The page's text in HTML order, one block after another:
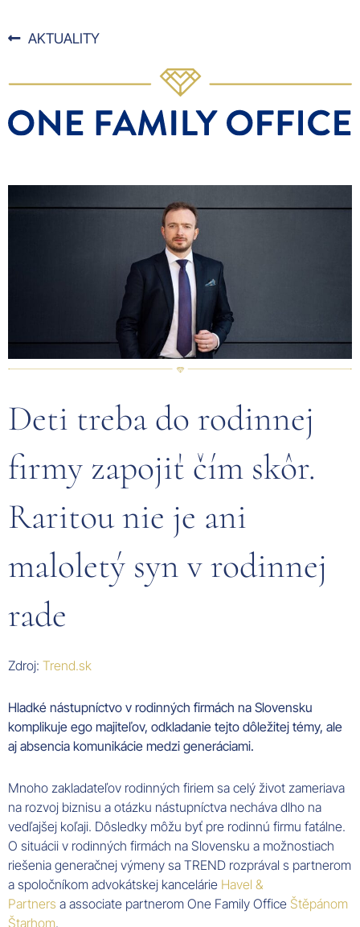
AKTUALITY
Deti treba do rodinnej
firmy zapojiť čím skôr.
Raritou nie je ani
maloletý syn v rodinnej
rade
Zdroj: Trend.sk
Hladké nástupníctvo v rodinných firmách na Slovensku
komplikuje ego majiteľov, odkladanie tejto dôležitej témy, ale
aj absencia komunikácie medzi generáciami.
Mnoho zakladateľov rodinných firiem sa celý život zameriava
na rozvoj biznisu a otázku nástupníctva necháva dlho na
vedľajšej koľaji. Dôsledky môžu byť pre rodinnú firmu fatálne.
O situácii v rodinných firmách na Slovensku a možnostiach
riešenia generačnej výmeny sa TREND rozprával s partnerom
a spoločníkom advokátskej kancelárie Havel &
Partners a associate partnerom One Family Office Štěpánom
Štarhom.